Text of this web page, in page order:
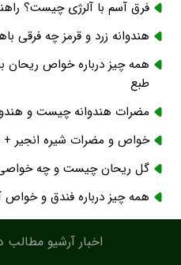
فرق آسم با آلرژی چیست؟
هندوانه زرد و قرمز چه فرقی
همه چیز درباره خواص
طبع
مضرات هندوانه چیست و
خواص و مضرات شیره انجیر +
گل ریحان چیست و چه
همه چیز درباره فندق و
اخبار آرشیو مطالب